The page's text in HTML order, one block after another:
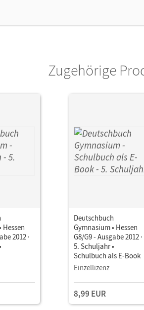
Zugehörige
Hessen
2012 ·
Deutschbuch
Gymnasium • Hessen
G8/G9 - Ausgabe 2012 ·
5. Schuljahr •
Schulbuch als E-Book
Einzellizenz
8,99 EUR